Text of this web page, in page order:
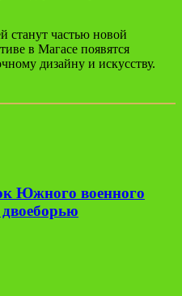
станут частью новой
в Магасе появятся
дизайну и искусству.
Южного военного